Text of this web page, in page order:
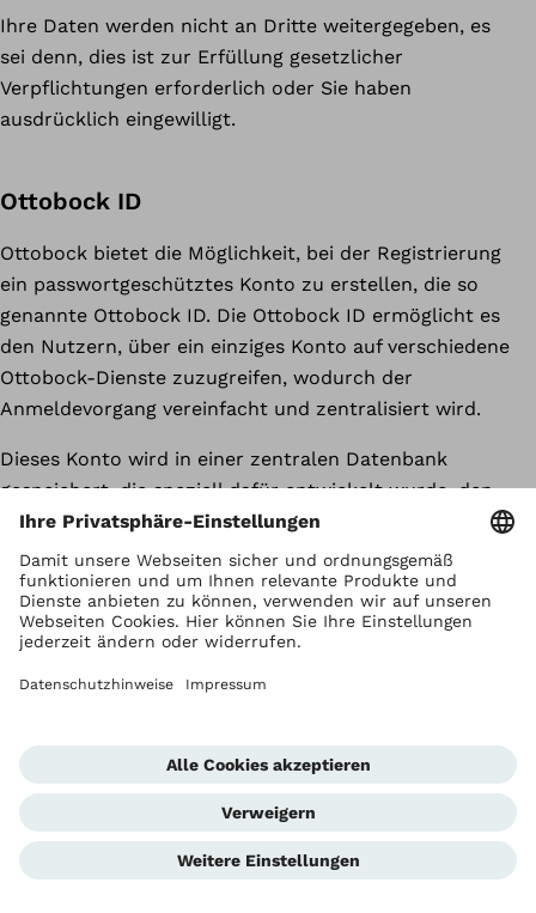
Ihre Daten werden nicht an Dritte weitergegeben, es
sei denn, dies ist zur Erfüllung gesetzlicher
Verpflichtungen erforderlich oder Sie haben
ausdrücklich eingewilligt.
Ottobock ID
Ottobock bietet die Möglichkeit, bei der Registrierung
ein passwortgeschütztes Konto zu erstellen, die so
genannte Ottobock ID. Die Ottobock ID ermöglicht es
den Nutzern, über ein einziges Konto auf verschiedene
Ottobock-Dienste zuzugreifen, wodurch der
Anmeldevorgang vereinfacht und zentralisiert wird.
Dieses Konto wird in einer zentralen Datenbank
gespeichert, die speziell dafür entwickelt wurde, den
Besitz der E-Mail-Adresse oder des Kontos zu
verifizieren und zu bestätigen. Die Datenbank
verwaltet in erster Linie den Authentifizierungsaspekt
Ihrer Anmeldung und ist ausschließlich mit dem
spezifischen Dienst verbunden, für den Sie sich
anmelden. Ihre Anmeldeinformationen werden dann an
Anwendung nutzen, die einen MyOttobock-Dienst
verwendet, werden die in der Ottobock-ID
gespeicherten Informationen (Profilinformationen) mit
der MyOttobock-Datenbank (die auf Microsoft Azure